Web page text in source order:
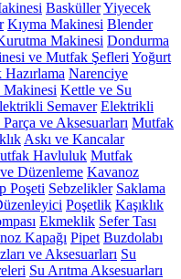
BasküllerYiyecek
Kıyma Makinesi Blender
Makinesi Dondurma
ve Mutfak Şefleri Yoğurt
Hazırlama Narenciye
Kettle ve Su
Semaver Elektrikli
ve Aksesuarları Mutfak
Askı ve Kancalar
Havluluk Mutfak
Düzenleme Kavanoz
Poşeti Sebzelikler Saklama
Poşetlik Kaşıklık
Ekmeklik Sefer Tası
Kapağı Pipet Buzdolabı
ve Aksesuarları Su
Su Arıtma Aksesuarları